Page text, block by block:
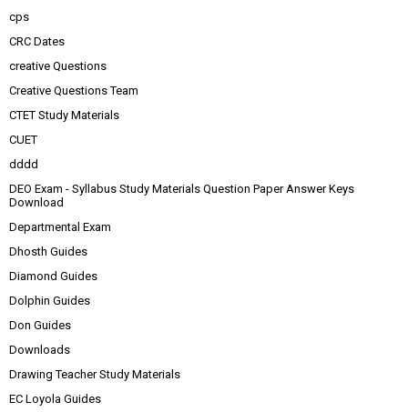
cps
CRC Dates
creative Questions
Creative Questions Team
CTET Study Materials
CUET
dddd
DEO Exam - Syllabus Study Materials Question Paper Answer Keys
Download
Departmental Exam
Dhosth Guides
Diamond Guides
Dolphin Guides
Don Guides
Downloads
Drawing Teacher Study Materials
EC Loyola Guides